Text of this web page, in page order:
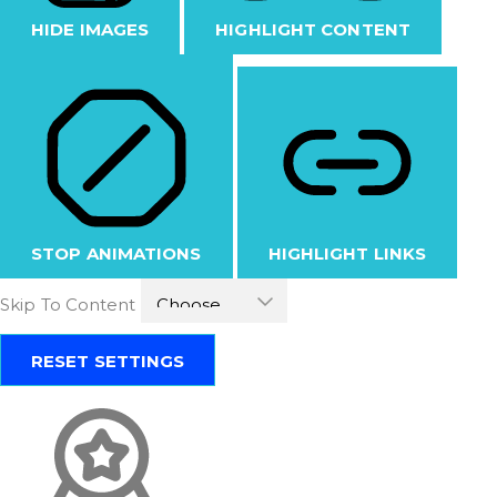
HIDE IMAGES HIGHLIGHT CONTENT
STOP ANIMATIONS HIGHLIGHT LINKS
Skip To Content
RESET SETTINGS